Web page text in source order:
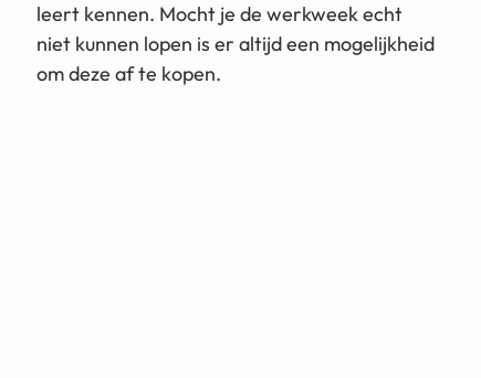
leert kennen. Mocht je de werkweek echt
niet kunnen lopen is er altijd een mogelijkheid
om deze af te kopen.